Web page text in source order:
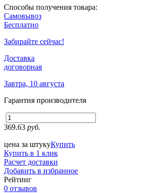
Способы получения товара:
Самовывоз
Бесплатно
Забирайте сейчас!
Доставка
договорная
Завтра, 10 августа
Гарантия производителя
369.63 руб.
цена за штукуКупить
Купить в 1 клик
Расчет доставки
Добавить в избранное
Рейтинг
0 отзывов